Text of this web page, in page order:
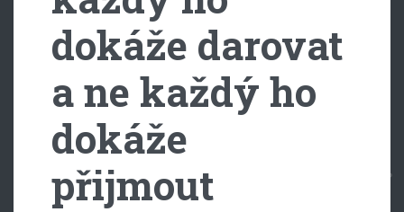
dokáže darovat
a ne každý ho
dokáže
přijmout